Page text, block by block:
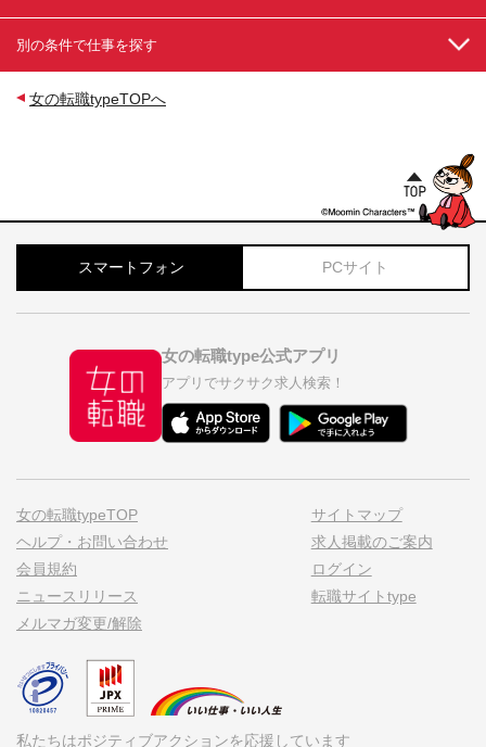
別の条件で仕事を探す
女の転職typeTOPへ
スマートフォン PCサイト
女の転職type公式アプリ
アプリでサクサク求人検索！
女の転職typeTOP
ヘルプ・お問い合わせ
会員規約
ニュースリリース
メルマガ変更/解除
サイトマップ
求人掲載のご案内
ログイン
転職サイトtype
私たちはポジティブアクションを応援しています